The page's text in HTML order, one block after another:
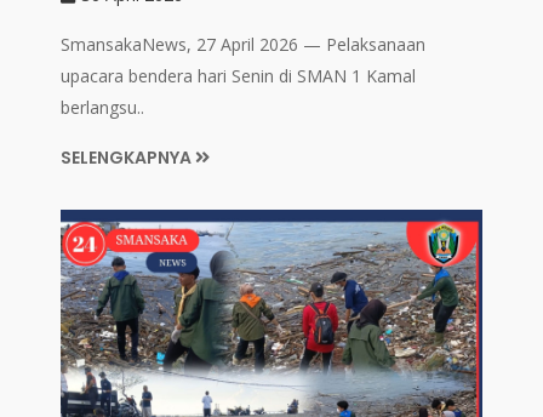
SmansakaNews, 27 April 2026 — Pelaksanaan
upacara bendera hari Senin di SMAN 1 Kamal
berlangsu..
SELENGKAPNYA